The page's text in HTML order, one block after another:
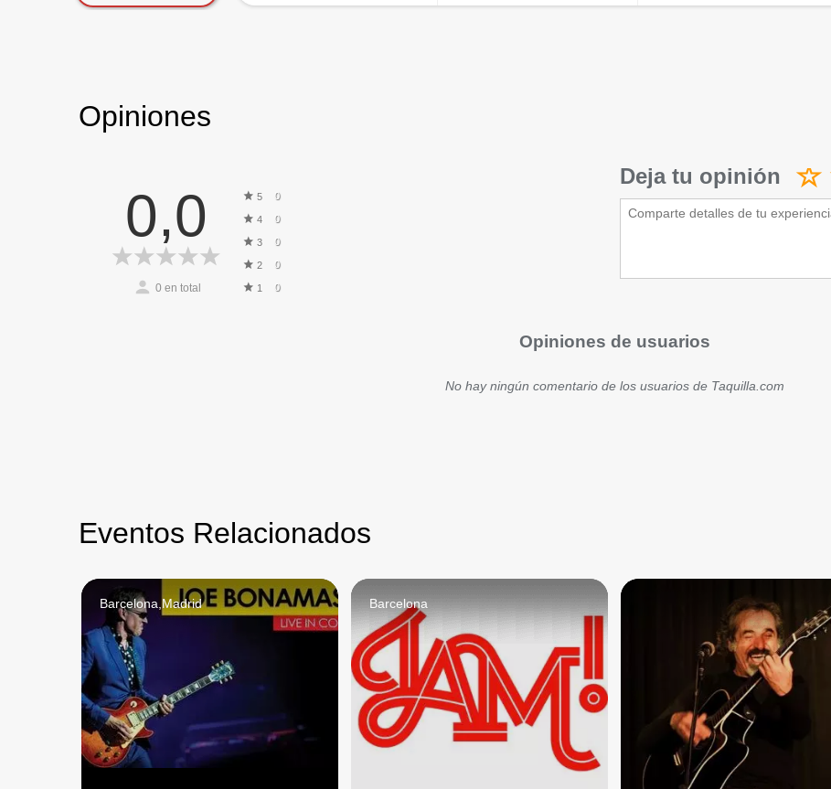
Opiniones
0,0
0 en total
5 0
4 0
3 0
2 0
1 0
Deja tu opinión
Opiniones de usuarios
No hay ningún comentario de los usuarios de Taquilla.com
Eventos Relacionados
Barcelona,Madrid Barcelona